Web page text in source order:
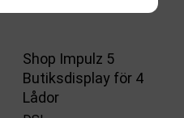
Shop Impulz 5
Butiksdisplay för 4
Lådor